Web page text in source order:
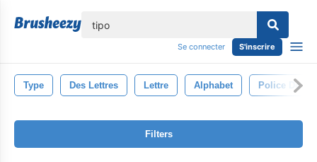
Se connecter S'inscrire
Type Des Lettres Lettre Alphabet Police De
Filters